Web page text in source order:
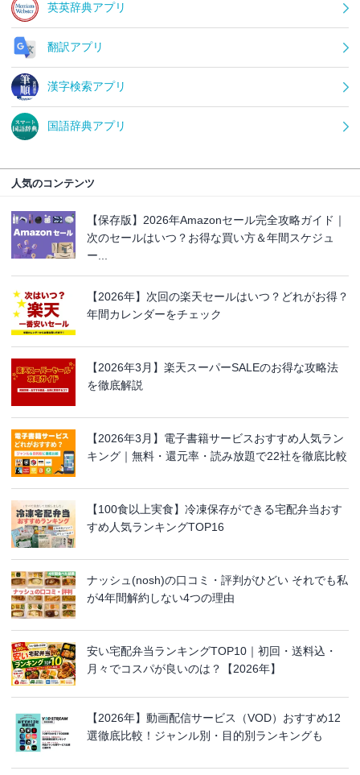
英英辞典アプリ
翻訳アプリ
漢字検索アプリ
国語辞典アプリ
人気のコンテンツ
【保存版】2026年Amazonセール完全攻略ガイド｜
次のセールはいつ？お得な買い方＆年間スケジュ
ー...
【2026年】次回の楽天セールはいつ？どれがお得？
年間カレンダーをチェック
【2026年3月】楽天スーパーSALEのお得な攻略法
を徹底解説
【2026年3月】電子書籍サービスおすすめ人気ラン
キング｜無料・還元率・読み放題で22社を徹底比較
【100食以上実食】冷凍保存ができる宅配弁当おす
すめ人気ランキングTOP16
ナッシュ(nosh)の口コミ・評判がひどい それでも私
が4年間解約しない4つの理由
安い宅配弁当ランキングTOP10｜初回・送料込・
月々でコスパが良いのは？【2026年】
【2026年】動画配信サービス（VOD）おすすめ12
選徹底比較！ジャンル別・目的別ランキングも